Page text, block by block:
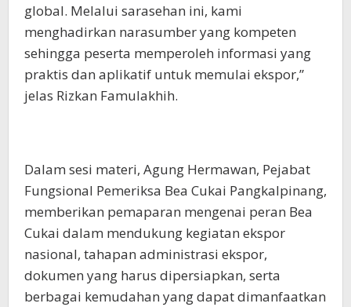
global. Melalui sarasehan ini, kami
menghadirkan narasumber yang kompeten
sehingga peserta memperoleh informasi yang
praktis dan aplikatif untuk memulai ekspor,”
jelas Rizkan Famulakhih.
Dalam sesi materi, Agung Hermawan, Pejabat
Fungsional Pemeriksa Bea Cukai Pangkalpinang,
memberikan pemaparan mengenai peran Bea
Cukai dalam mendukung kegiatan ekspor
nasional, tahapan administrasi ekspor,
dokumen yang harus dipersiapkan, serta
berbagai kemudahan yang dapat dimanfaatkan